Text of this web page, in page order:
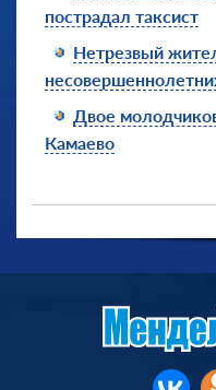
пострадал таксист
Нетрезвый
Двое
Камаево